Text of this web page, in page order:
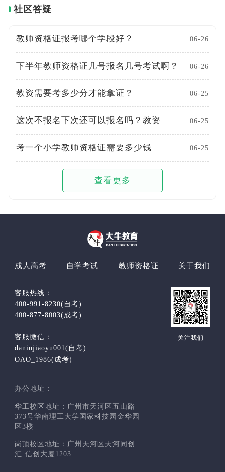
社区答疑
教师资格证报考哪个学段好？ 06-26
下半年教师资格证几号报名几号考试啊？ 06-26
教资需要考多少分才能拿证？ 06-25
这次不报名下次还可以报名吗？教资 06-25
考一个小学教师资格证需要多少钱 06-25
查看更多
成人高考 自学考试 教师资格证 关于我们
客服热线：
400-991-8230(自考)
400-877-8003(成考)
客服微信：
daniujiaoyu001(自考)
OAO_1986(成考)
办公地址：
华工校区地址：广州市天河区五山路
373号华南理工大学国家科技园金华园
区3楼
岗顶校区地址：广州天河区天河同创
汇·信创大厦1203
关注我们